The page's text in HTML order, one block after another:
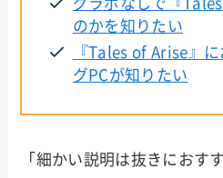
グラボなしで『
のかを知りたい
『Tales of Arise』
グPCが知りたい
「細かい説明は抜きにおす